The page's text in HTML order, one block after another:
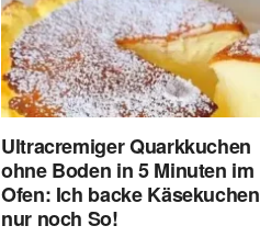
Ultracremiger Quarkkuchen
ohne Boden in 5 Minuten im
Ofen: Ich backe Käsekuchen
nur noch So!